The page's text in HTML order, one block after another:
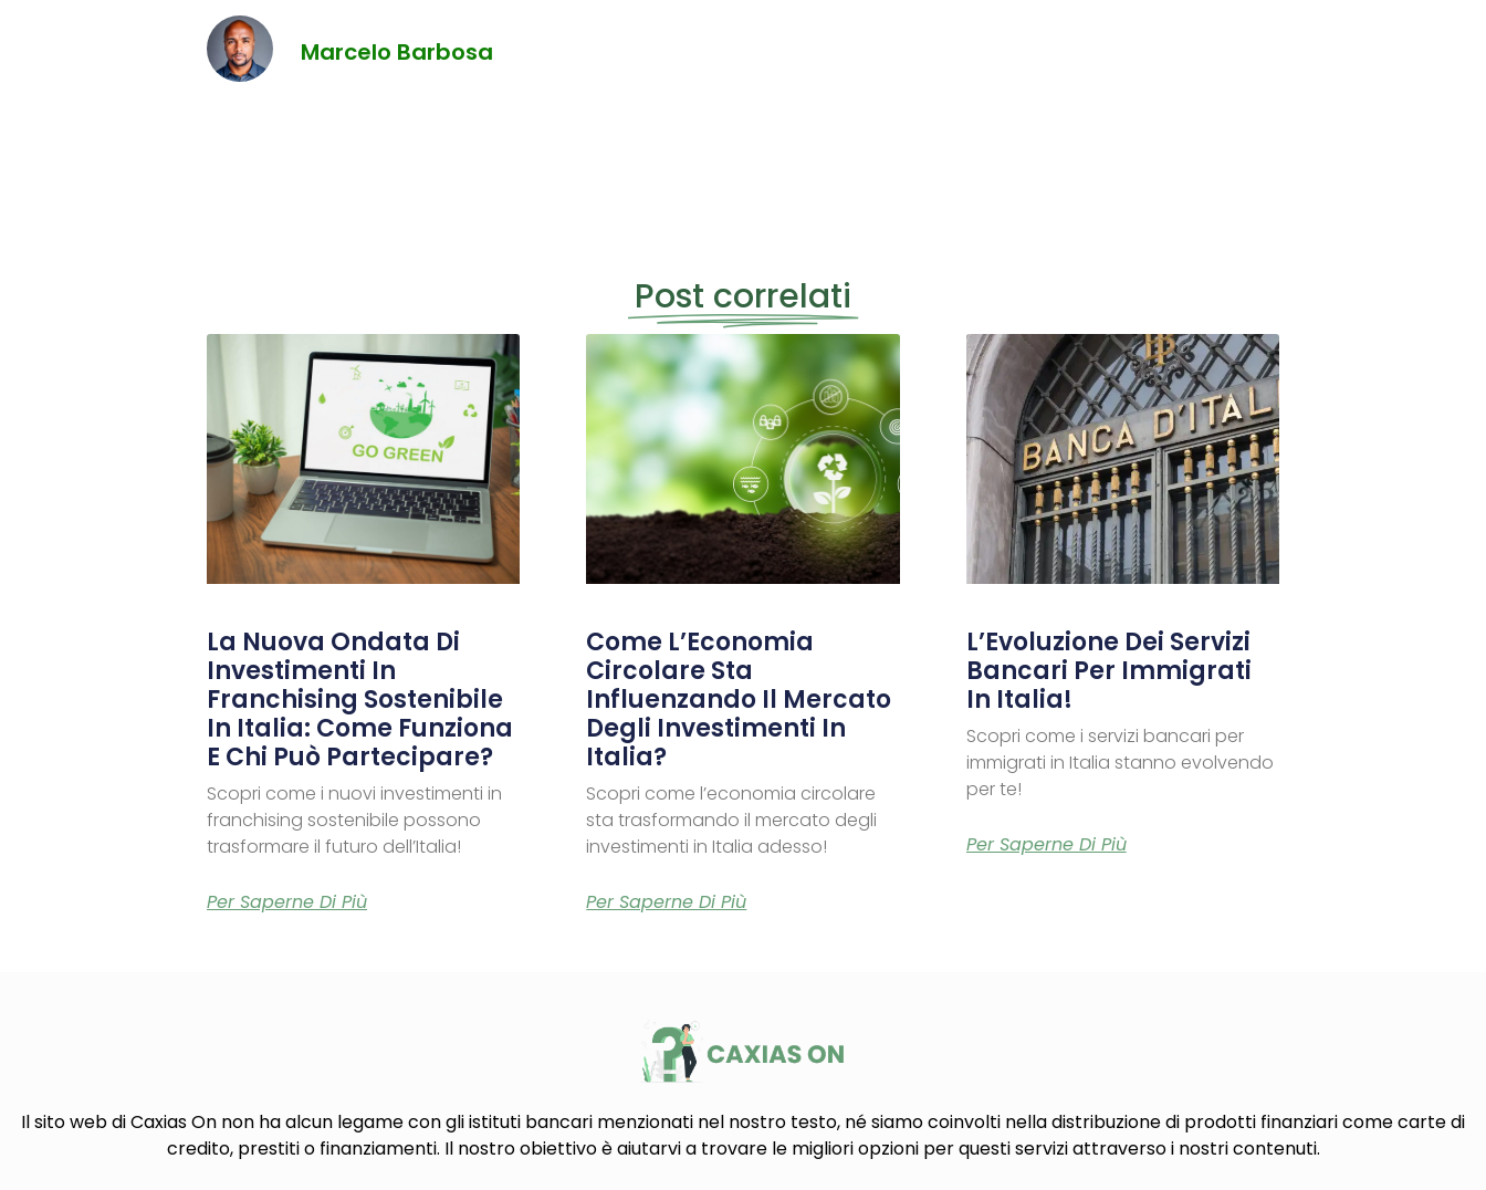
Marcelo Barbosa
Post correlati
La Nuova Ondata Di
Investimenti In
Franchising Sostenibile
In Italia: Come Funziona
E Chi Può Partecipare?
Scopri come i nuovi investimenti in
franchising sostenibile possono
trasformare il futuro dell’Italia!
Per Saperne Di Più
Come L’Economia
Circolare Sta
Influenzando Il Mercato
Degli Investimenti In
Italia?
Scopri come l’economia circolare
sta trasformando il mercato degli
investimenti in Italia adesso!
Per Saperne Di Più
L’Evoluzione Dei Servizi
Bancari Per Immigrati
In Italia!
Scopri come i servizi bancari per
immigrati in Italia stanno evolvendo
per te!
Per Saperne Di Più
Il sito web di Caxias On non ha alcun legame con gli istituti bancari menzionati nel nostro testo, né siamo coinvolti nella distribuzione di prodotti finanziari come carte di
credito, prestiti o finanziamenti. Il nostro obiettivo è aiutarvi a trovare le migliori opzioni per questi servizi attraverso i nostri contenuti.